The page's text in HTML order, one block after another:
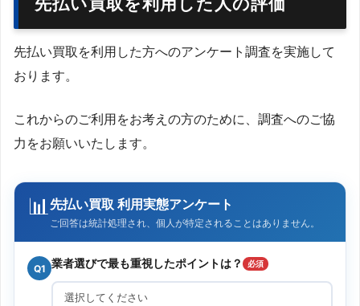
先払い買取を利用した方へのアンケート調査を実施して
おります。
これからのご利用をお考えの方のために、調査へのご協
力をお願いいたします。
📊先払い買取 利用実態アンケート
ご回答は統計処理され、個人が特定されることはありません。
Q1 業者選びで最も重視したポイントは？ 必須